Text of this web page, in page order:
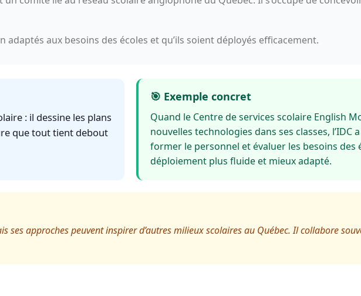
adaptés aux besoins des écoles et qu’ils soient déployés efficacement.
: il dessine les plans
que tout tient debout
🎯 Exemple concret
Quand le Centre de services scolaire English
nouvelles technologies dans ses classes, l’IDC
former le personnel et évaluer les besoins des
déploiement plus fluide et mieux adapté.
ses approches peuvent inspirer d’autres milieux scolaires au Québec. Il collabore